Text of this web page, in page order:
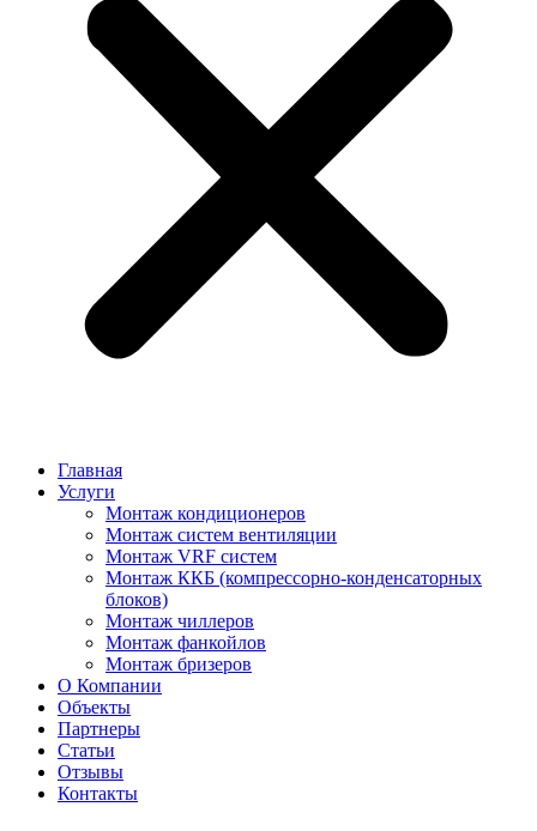
Главная
Услуги
Монтаж кондиционеров
Монтаж cистем вентиляции
Монтаж VRF систем
Монтаж ККБ (компрессорно-конденсаторных
блоков)
Монтаж чиллеров
Монтаж фанкойлов
Монтаж бризеров
О Компании
Объекты
Партнеры
Статьи
Отзывы
Контакты